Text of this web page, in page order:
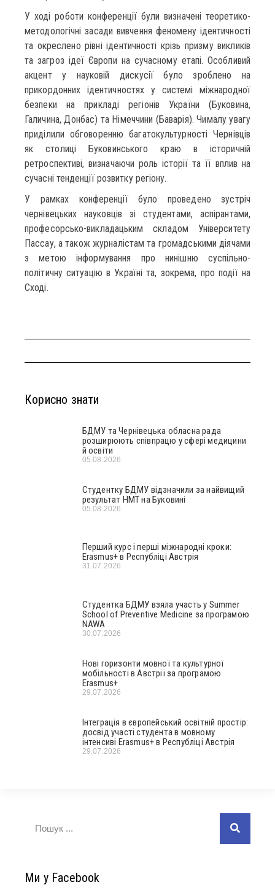
У ході роботи конференції були визначені теоретико-
методологічні засади вивчення феномену ідентичності
та окреслено рівні ідентичності крізь призму викликів
та загроз ідеї Європи на сучасному етапі. Особливий
акцент у науковій дискусії було зроблено на
прикордонних ідентичностях у системі міжнародної
безпеки на прикладі регіонів України (Буковина,
Галичина, Донбас) та Німеччини (Баварія). Чималу увагу
приділили обговоренню багатокультурності Чернівців
як столиці Буковинського краю в історичній
ретроспективі, визначаючи роль історії та її вплив на
сучасні тенденції розвитку регіону.
У рамках конференції було проведено зустріч
чернівецьких науковців зі студентами, аспірантами,
професорсько-викладацьким складом Університету
Пассау, а також журналістам та громадськими діячами
з метою інформування про нинішню суспільно-
політичну ситуацію в Україні та, зокрема, про події на
Сході.
Корисно знати
БДМУ та Чернівецька обласна рада
розширюють співпрацю у сфері медицини
й освіти
05.08.2026
Студентку БДМУ відзначили за найвищий
результат НМТ на Буковині
05.08.2026
Перший курс і перші міжнародні кроки:
Erasmus+ в Республіці Австрія
31.07.2026
Студентка БДМУ взяла участь у Summer
School of Preventive Medicine за програмою
NAWA
30.07.2026
Нові горизонти мовної та культурної
мобільності в Австрії за програмою
Erasmus+
29.07.2026
Інтеграція в європейський освітній простір:
досвід участі студента в мовному
інтенсиві Erasmus+ в Республіці Австрія
29.07.2026
Ми у Facebook